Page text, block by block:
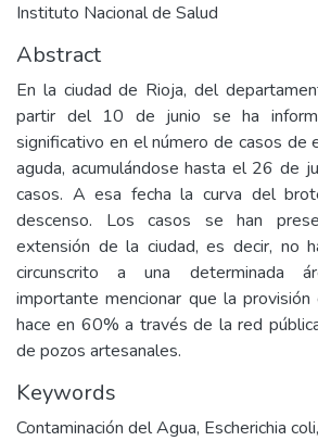
Instituto Nacional de Salud
Abstract
En la ciudad de Rioja, del
partir del 10 de junio se ha
significativo en el número de casos de
aguda, acumulándose hasta el 26 de
casos. A esa fecha la curva del
descenso. Los casos se han
extensión de la ciudad, es decir, no
circunscrito a una determinada
importante mencionar que la
hace en 60% a través de la red
de pozos artesanales.
Keywords
Contaminación del Agua, Escherichia coli,